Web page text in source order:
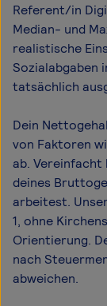
Referent/in
Median- und
realistische
Sozialabgaben
tatsächlich
Dein
von Faktoren
ab. Vereinfacht
deines
arbeitest.
1, ohne
Orientierung.
nach
abweichen.